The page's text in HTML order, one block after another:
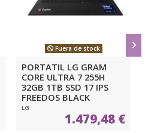
Fuera de stock
PORTATIL LG GRAM
CORE ULTRA 7 255H
32GB 1TB SSD 17 IPS
FREEDOS BLACK
LG
1.479,48 €